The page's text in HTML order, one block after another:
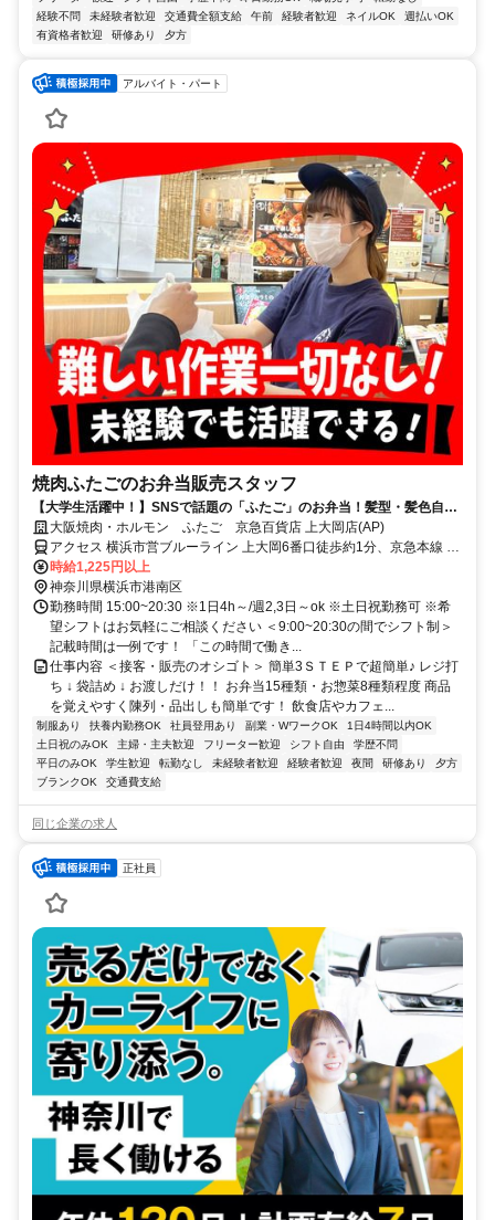
経験不問
未経験者歓迎 交通費全額支給 午前 経験者歓迎 ネイルOK
週払いOK
有資格者歓迎
研修あり 夕方
アルバイト・パート
焼肉ふたごのお弁当販売スタッフ
【大学生活躍中！】SNSで話題の「ふたご」のお弁当！髪型・髪色自由
で働ける！週2,3日でライフワークバランス重視！
大阪焼肉・ホルモン ふたご 京急百貨店 上大岡店(AP)
アクセス 横浜市営ブルーライン 上大岡6番口徒歩約1分、京急本線 上
大岡6番口徒歩約3分、横浜市営ブルーライン 港南中央2番口徒歩約13
分 京急線 上大岡駅 直結・横浜市営地下鉄 上大岡駅 直結
時給1,225円以上
神奈川県横浜市港南区
勤務時間 15:00~20:30 ※1日4h～/週2,3日～ok ※土日祝勤務可 ※希
望シフトはお気軽にご相談ください ＜9:00~20:30の間でシフト制＞
記載時間は一例です！ 「この時間で働き...
仕事内容 ＜接客・販売のオシゴト＞ 簡単3ＳＴＥＰで超簡単♪ レジ打
ち ↓ 袋詰め ↓ お渡しだけ！！ お弁当15種類・お惣菜8種類程度 商品
を覚えやすく陳列・品出しも簡単です！ 飲食店やカフェ...
制服あり 扶養内勤務OK 社員登用あり 副業・WワークOK
1日4時間以内OK
土日祝のみOK
主婦・主夫歓迎 フリーター歓迎 シフト自由
学歴不問
平日のみOK
学生歓迎 転勤なし 未経験者歓迎 経験者歓迎 夜間 研修あり
夕方
ブランクOK
交通費支給
同じ企業の求人
正社員